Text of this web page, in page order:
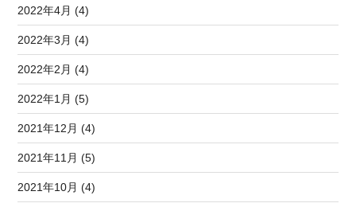
2022年4月 (4)
2022年3月 (4)
2022年2月 (4)
2022年1月 (5)
2021年12月 (4)
2021年11月 (5)
2021年10月 (4)